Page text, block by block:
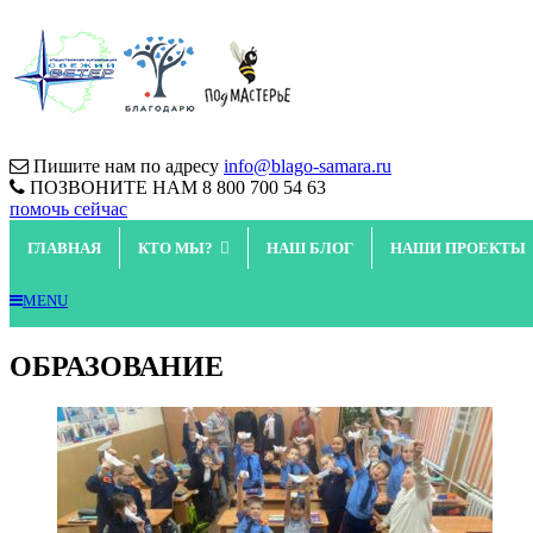
Пишите нам по адресу info@blago-samara.ru
ПОЗВОНИТЕ НАМ 8 800 700 54 63
помочь сейчас
ГЛАВНАЯ КТО МЫ? НАШ БЛОГ НАШИ ПРОЕКТЫ
MENU
ОБРАЗОВАНИЕ